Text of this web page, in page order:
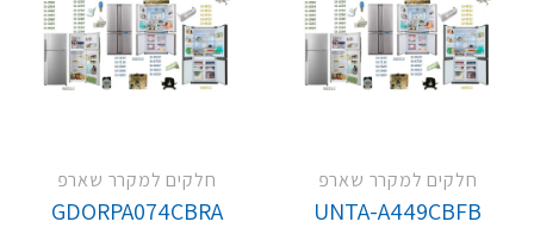
חלקים למקרר שארפ
UNTA-A449CBFB
חלקים למקרר שארפ
GDORPA074CBRA